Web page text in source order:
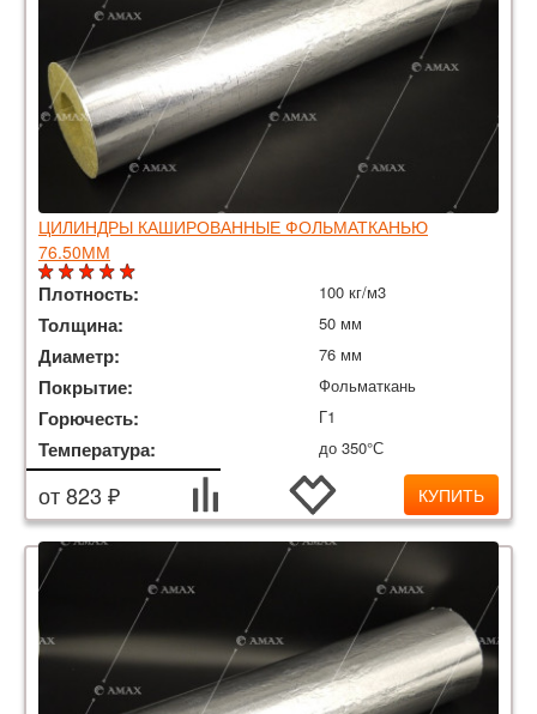
ЦИЛИНДРЫ КАШИРОВАННЫЕ ФОЛЬМАТКАНЬЮ
76.50ММ
Плотность: 100 кг/м3
Толщина: 50 мм
Диаметр: 76 мм
Покрытие: Фольматкань
Горючесть: Г1
Температура: до 350°С
от 823 ₽ КУПИТЬ